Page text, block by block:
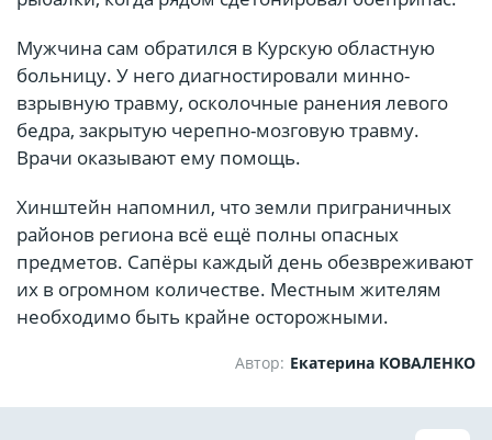
Мужчина сам обратился в Курскую областную
больницу. У него диагностировали минно-
взрывную травму, осколочные ранения левого
бедра, закрытую черепно-мозговую травму.
Врачи оказывают ему помощь.
Хинштейн напомнил, что земли приграничных
районов региона всё ещё полны опасных
предметов. Сапёры каждый день обезвреживают
их в огромном количестве. Местным жителям
необходимо быть крайне осторожными.
Автор: Екатерина КОВАЛЕНКО